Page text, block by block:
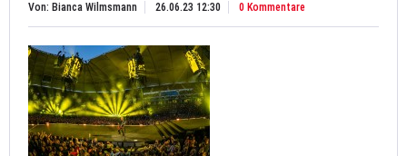
Von: Bianca Wilmsmann 26.06.23 12:30 0 Kommentare